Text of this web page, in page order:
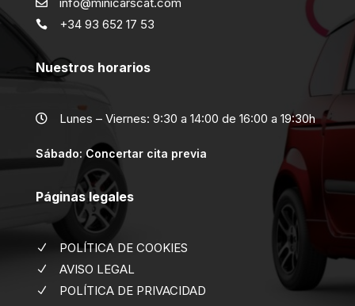
 info@minicarscat.com
 +34 93 652 17 53
Nuestros horarios
 Lunes – Viernes: 9:30 a 14:00 de 16:00 a 19:30h
Sábado: Concertar cita previa
Páginas legales
N POLÍTICA DE COOKIES
N AVISO LEGAL
N
POLÍTICA DE PRIVACIDAD